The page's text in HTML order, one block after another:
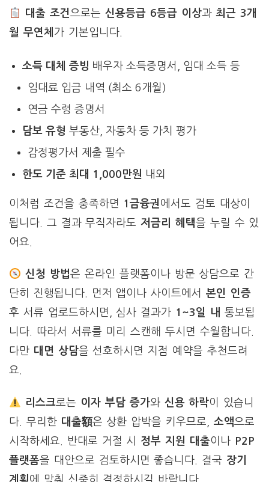
대출 조건으로는 신용등급 6등급 이상과최근 3개
월 무연체 가 기본입니다.
소득 대체 증빙 배우자 소득증명서, 임대 소득 등
임대료 입금 내역 (최소 6개월)
연금 수령 증명서
담보 유형 부동산, 자동차 등 가치 평가
감정평가서 제출 필수
한도 기준 최대 1,000만원 내외
이처럼 조건을 충족하면 1금융권 에서도 검토 대상이
됩니다. 그 결과 무직자라도 저금리 혜택을 누릴 수 있
어요.
신청 방법은 온라인 플랫폼이나 방문 상담으로 간
단히 진행됩니다. 먼저 앱이나 사이트에서 본인 인증
후 서류 업로드하시면, 심사 결과가 1~3일 내 통보됩
니다. 따라서 서류를 미리 스캔해 두시면 수월합니다.
다만 대면 상담을 선호하시면 지점 예약을 추천드려
요.
리스크로는 이자 부담 증가와 신용 하락이 있습니
다. 무리한 대출額은 상환 압박을 키우므로, 소액으로
시작하세요. 반대로 거절 시 정부 지원 대출이나
P2P
플랫폼을 대안으로 검토하시면 좋습니다. 결국 장기
계획에 맞춰 신중히 결정하시길 바랍니다.